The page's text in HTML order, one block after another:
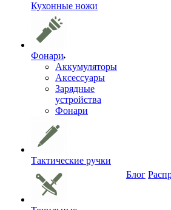
Кухонные ножи
Фонари
Аккумуляторы
Аксессуары
Зарядные
устройства
Фонари
Тактические ручки
Блог